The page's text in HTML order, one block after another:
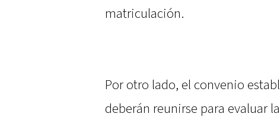
matriculación.
Por otro lado, el convenio
deberán reunirse para evaluar